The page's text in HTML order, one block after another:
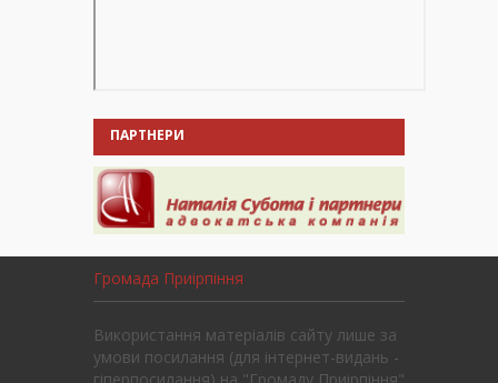
ПАРТНЕРИ
Громада Приірпіння
Використання матеріалів сайту лише за
умови посилання (для інтернет-видань -
гіперпосилання) на "Громаду Приірпіння"